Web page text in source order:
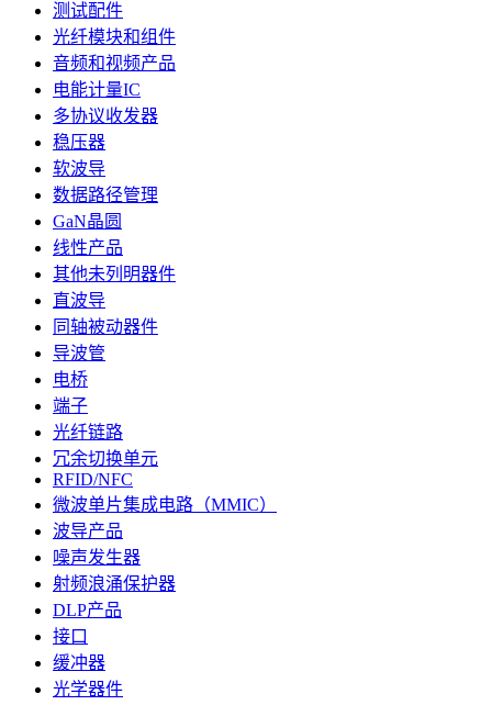
测试配件
光纤模块和组件
音频和视频产品
电能计量IC
多协议收发器
稳压器
软波导
数据路径管理
GaN晶圆
线性产品
其他未列明器件
直波导
同轴被动器件
导波管
电桥
端子
光纤链路
冗余切换单元
RFID/NFC
微波单片集成电路（MMIC）
波导产品
噪声发生器
射频浪涌保护器
DLP产品
接口
缓冲器
光学器件